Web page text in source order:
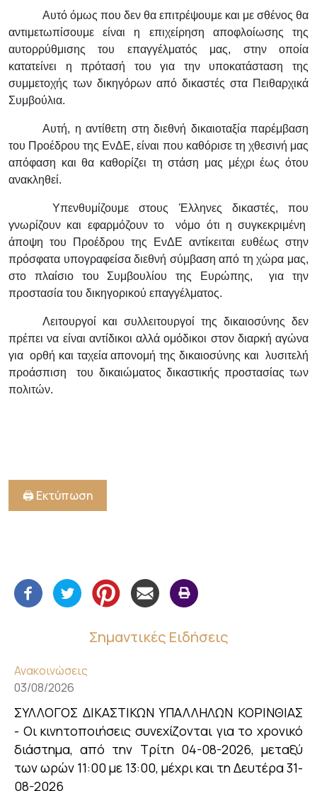
Σημαντικές Ειδήσεις
Ανακοινώσεις
03/08/2026
ΣΥΛΛΟΓΟΣ ΔΙΚΑΣΤΙΚΩΝ ΥΠΑΛΛΗΛΩΝ ΚΟΡΙΝΘΙΑΣ
- Οι κινητοποιήσεις συνεχίζονται για το χρονικό
διάστημα, από την Τρίτη 04-08-2026, μεταξύ
των ωρών 11:00 με 13:00, μέχρι και τη Δευτέρα 31-
08-2026
Αυτό όμως που δεν θα επιτρέψουμε και με σθένος θα
αντιμετωπίσουμε είναι η επιχείρηση αποφλοίωσης της
αυτορρύθμισης του επαγγέλματός μας, στην οποία
κατατείνει η πρότασή του για την υποκατάσταση της
συμμετοχής των δικηγόρων από δικαστές στα Πειθαρχικά
Συμβούλια.
Αυτή, η αντίθετη στη διεθνή δικαιοταξία παρέμβαση
του Προέδρου της ΕνΔΕ, είναι που καθόρισε τη χθεσινή μας
απόφαση και θα καθορίζει τη στάση μας μέχρι έως ότου
ανακληθεί.
Υπενθυμίζουμε στους Έλληνες δικαστές, που
γνωρίζουν και εφαρμόζουν το νόμο ότι η συγκεκριμένη
άποψη του Προέδρου της ΕνΔΕ αντίκειται ευθέως στην
πρόσφατα υπογραφείσα διεθνή σύμβαση από τη χώρα μας,
στο πλαίσιο του Συμβουλίου της Ευρώπης, για την
προστασία του δικηγορικού επαγγέλματος.
Λειτουργοί και συλλειτουργοί της δικαιοσύνης δεν
πρέπει να είναι αντίδικοι αλλά ομόδικοι στον διαρκή αγώνα
για ορθή και ταχεία απονομή της δικαιοσύνης και λυσιτελή
προάσπιση του δικαιώματος δικαστικής προστασίας των
πολιτών.
🖨️ Εκτύπωση